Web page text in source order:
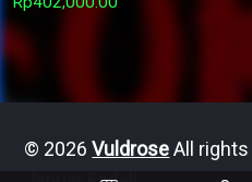
chosen
page
© 2026VuldroseAll rights